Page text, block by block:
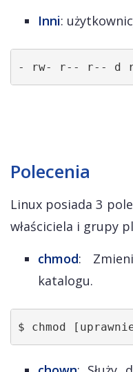
Inni:
- rw- r-- r-- d
Polecenia
Linux posiada 3
właściciela i grupy
chmod:
katalogu.
$ chmod